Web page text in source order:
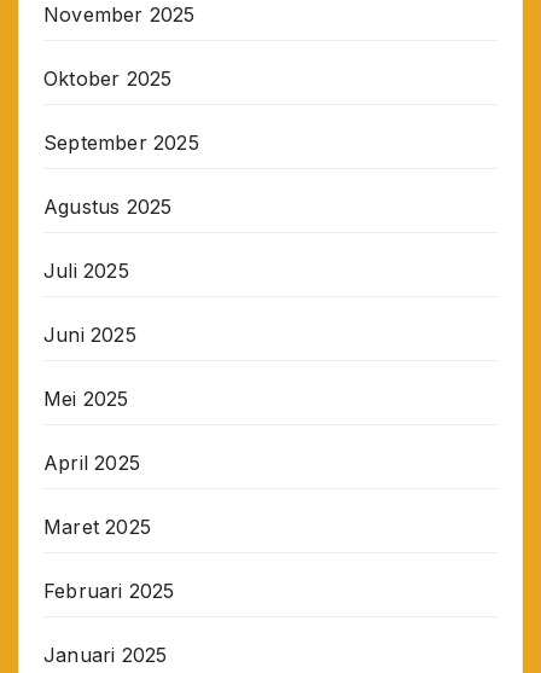
November 2025
Oktober 2025
September 2025
Agustus 2025
Juli 2025
Juni 2025
Mei 2025
April 2025
Maret 2025
Februari 2025
Januari 2025